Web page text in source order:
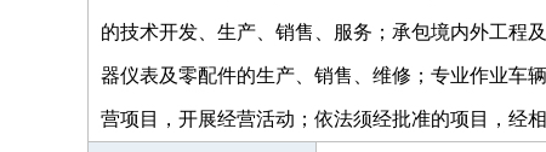
的技术开发、生产、销售、服务；承包境内外工程
器仪表及零配件的生产、销售、维修；专业作业车
营项目，开展经营活动；依法须经批准的项目，经